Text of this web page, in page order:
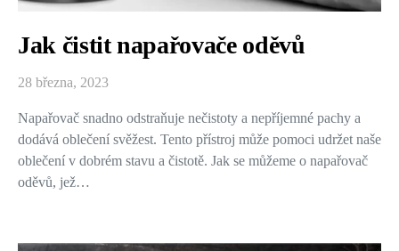
Jak čistit napařovače oděvů
28 března, 2023
Napařovač snadno odstraňuje nečistoty a nepříjemné pachy a
dodává oblečení svěžest. Tento přístroj může pomoci udržet naše
oblečení v dobrém stavu a čistotě. Jak se můžeme o napařovač
oděvů, jež…